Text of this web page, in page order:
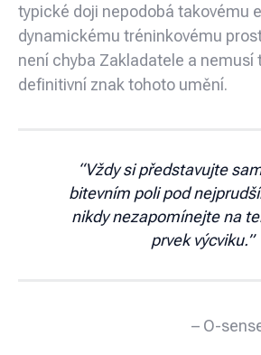
typické doji nepodobá takovému
dynamickému tréninkovému
není chyba Zakladatele a nemusí
definitivní znak tohoto umění.
“Vždy si představujte
bitevním poli pod
nikdy nezapomínejte na
prvek výcviku.”
– O-